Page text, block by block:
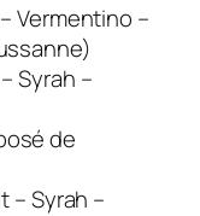
Vermentino –
Syrah –
de
– Syrah –